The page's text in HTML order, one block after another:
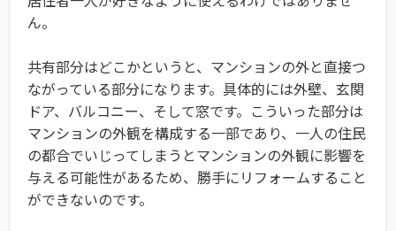
ん。
共有部分はどこかというと、マンションの外と直接つ
ながっている部分になります。具体的には外壁、玄関
ドア、バルコニー、そして窓です。こういった部分は
マンションの外観を構成する一部であり、一人の住民
の都合でいじってしまうとマンションの外観に影響を
与える可能性があるため、勝手にリフォームすること
ができないのです。